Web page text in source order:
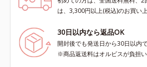
は、3,300円以上(税込)のお買い
30日以内なら返品OK
開封後でも発送日から30日以内
※商品返送料はオルビスが負担